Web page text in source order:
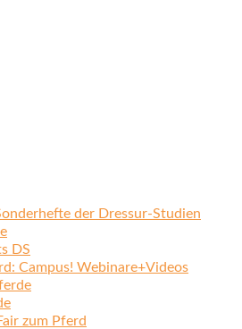
der Dressur-Studien
DS
Campus! Webinare+Videos
zum Pferd